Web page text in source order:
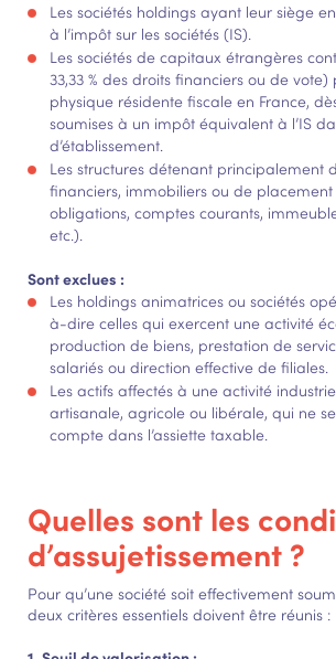
Les sociétés holdings ayant leur siège
à l’impôt sur les sociétés (IS).
Les sociétés de capitaux étrangères
33,33 % des droits financiers ou de
physique résidente fiscale en France,
soumises à un impôt équivalent à l’IS
d’établissement.
Les structures détenant principalement
financiers, immobiliers ou de
obligations, comptes courants,
etc.).
Sont exclues :
Les holdings animatrices ou sociétés
à-dire celles qui exercent une activité
production de biens, prestation de
salariés ou direction effective de filiales.
Les actifs affectés à une activité
artisanale, agricole ou libérale, qui ne
compte dans l’assiette taxable.
Quelles sont les
d’assujetissement ?
Pour qu’une société soit effectivement
deux critères essentiels doivent être réunis :